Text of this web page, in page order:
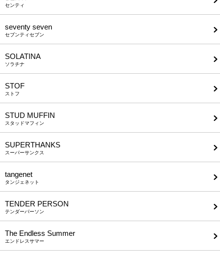
センティ
seventy seven
セブンティセブン
SOLATINA
ソラチナ
STOF
ストフ
STUD MUFFIN
スタッドマフィン
SUPERTHANKS
スーパーサンクス
tangenet
タンジェネット
TENDER PERSON
テンダーパーソン
The Endless Summer
エンドレスサマー